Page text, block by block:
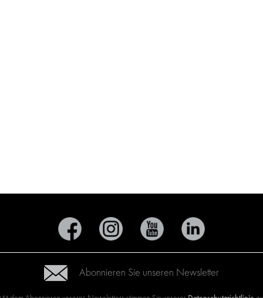
Abonnieren Sie unseren Newsletter